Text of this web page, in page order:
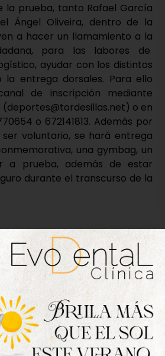
la prueba, tanto Rafael García
Ángel Oliveira, dentro de la
a hacer un llamamiento a la
para las labores de
ayudar con los distintos
la entrega dorsales. Para ello
de inscripción mediante
o en
o 672141813. Además por
voluntario, se hará entrega
una gymbag, un
a prueba, además de estar
durante el transcurso de la
séptima edición de
al día. Haz clic sobre la
online.